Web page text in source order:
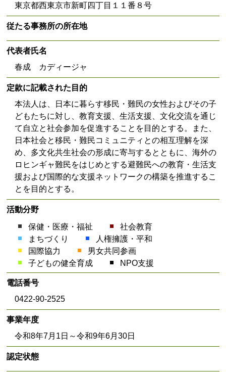
東京都西東京市新町四丁目１１番８号
従たる事務所の所在地
代表者氏名
春成 カディージャ
定款に記載された目的
本法人は、日本に暮らす移民・難民の女性およびその子
どもたちに対し、教育支援、生活支援、文化交流を通じ
て自立と社会参加を促進することを目的とする。また、
日本社会と移民・難民コミュニティとの相互理解を深
め、多文化共生社会の形成に寄与するとともに、海外の
ロヒンギャ難民をはじめとする避難民への教育・生活支
援および国際的な支援ネットワークの構築を推進するこ
とを目的とする。
活動分野
保健・医療・福祉
社会教育
まちづくり
人権擁護・平和
国際協力
男女共同参画
子どもの健全育成
NPO支援
電話番号
0422-90-2525
事業年度
令和8年7月1日～令和9年6月30日
認定状態